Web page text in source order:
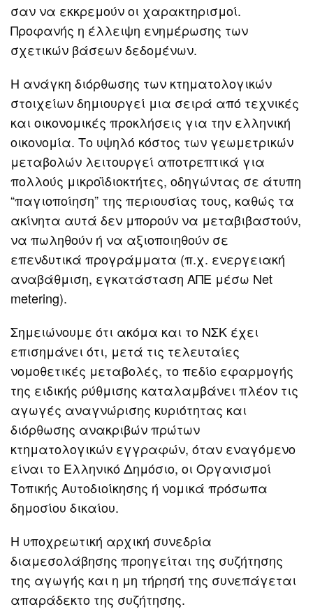
σαν να εκκρεμούν οι χαρακτηρισμοί.
Προφανής η έλλειψη ενημέρωσης των
σχετικών βάσεων δεδομένων.
Η ανάγκη διόρθωσης των κτηματολογικών
στοιχείων δημιουργεί μια σειρά από τεχνικές
και οικονομικές προκλήσεις για την ελληνική
οικονομία. Το υψηλό κόστος των γεωμετρικών
μεταβολών λειτουργεί αποτρεπτικά για
πολλούς μικροϊδιοκτήτες, οδηγώντας σε άτυπη
“παγιοποίηση” της περιουσίας τους, καθώς τα
ακίνητα αυτά δεν μπορούν να μεταβιβαστούν,
να πωληθούν ή να αξιοποιηθούν σε
επενδυτικά προγράμματα (π.χ. ενεργειακή
αναβάθμιση, εγκατάσταση ΑΠΕ μέσω Net
metering).
Σημειώνουμε ότι ακόμα και το NΣΚ έχει
επισημάνει ότι, μετά τις τελευταίες
νομοθετικές μεταβολές, το πεδίο εφαρμογής
της ειδικής ρύθμισης καταλαμβάνει πλέον τις
αγωγές αναγνώρισης κυριότητας και
διόρθωσης ανακριβών πρώτων
κτηματολογικών εγγραφών, όταν εναγόμενο
είναι το Ελληνικό Δημόσιο, οι Οργανισμοί
Τοπικής Αυτοδιοίκησης ή νομικά πρόσωπα
δημοσίου δικαίου.
Η υποχρεωτική αρχική συνεδρία
διαμεσολάβησης προηγείται της συζήτησης
της αγωγής και η μη τήρησή της συνεπάγεται
απαράδεκτο της συζήτησης.